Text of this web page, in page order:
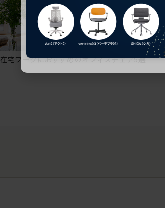
在宅ワークにおすすめのオフィスチェア5選